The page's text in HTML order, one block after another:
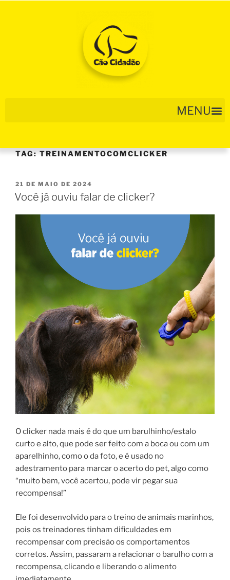
TAG:TREINAMENTOCOMCLICKER
21 DE MAIO DE 2024
Você já ouviu falar de clicker?
O clicker nada mais é do que um barulhinho/estalo
curto e alto, que pode ser feito com a boca ou com um
aparelhinho, como o da foto, e é usado no
adestramento para marcar o acerto do pet, algo como
“muito bem, você acertou, pode vir pegar sua
recompensa!”
Ele foi desenvolvido para o treino de animais marinhos,
pois os treinadores tinham dificuldades em
recompensar com precisão os comportamentos
corretos. Assim, passaram a relacionar o barulho com a
recompensa, clicando e liberando o alimento